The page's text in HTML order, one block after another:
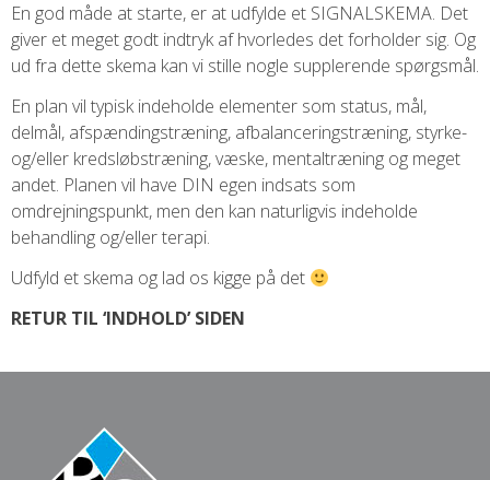
En god måde at starte, er at udfylde et SIGNALSKEMA. Det
giver et meget godt indtryk af hvorledes det forholder sig. Og
ud fra dette skema kan vi stille nogle supplerende spørgsmål.
En plan vil typisk indeholde elementer som status, mål,
delmål, afspændingstræning, afbalanceringstræning, styrke-
og/eller kredsløbstræning, væske, mentaltræning og meget
andet. Planen vil have DIN egen indsats som
omdrejningspunkt, men den kan naturligvis indeholde
behandling og/eller terapi.
Udfyld et skema og lad os kigge på det
RETUR TIL ‘INDHOLD’ SIDEN